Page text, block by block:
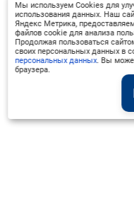
Мы используем Cookies для
использования данных. Наш
Яндекс Метрика,
файлов cookie для анализа
Продолжая пользоваться
своих персональных данных в
персональных данных. Вы
браузера.